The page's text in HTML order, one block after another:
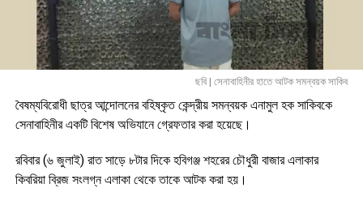
ছবি | সেনাবাহিনীর হাতে আটক সমন্বয়ক সাকিব
বৈষম্যবিরোধী ছাত্র আন্দোলনের বহিষ্কৃত কেন্দ্রীয় সমন্বয়ক এনামুল হক সাকিবকে
সেনাবাহিনীর একটি বিশেষ অভিযানে গ্রেফতার করা হয়েছে।
রবিবার (৬ জুলাই) রাত সাড়ে ৮টার দিকে হবিগঞ্জ শহরের চৌধুরী বাজার এলাকার
কিবরিয়া ব্রিজ সংলগ্ন এলাকা থেকে তাকে আটক করা হয়।